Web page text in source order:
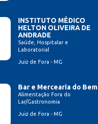
INSTITUTO MÉDICO
HELTON OLIVEIRA DE
ANDRADE
Saúde, Hospitalar e
Laboratorial
Juiz de Fora - MG
Bar e Mercearia do Bem
Alimentação Fora do
Lar/Gastronomia
Juiz de Fora - MG